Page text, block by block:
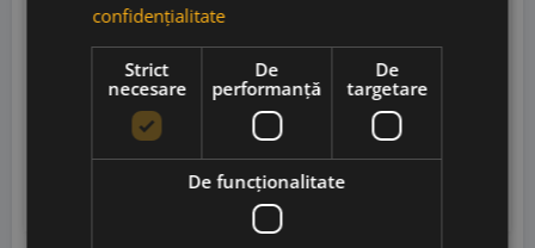
Champagne Lenoble• Franța• AOC Champagne
• 12.5%
285,00
235,00lei
Adaugă în coș
confidențialitate
Strict
necesare
De
performanță
De
targetare
De funcţionalitate